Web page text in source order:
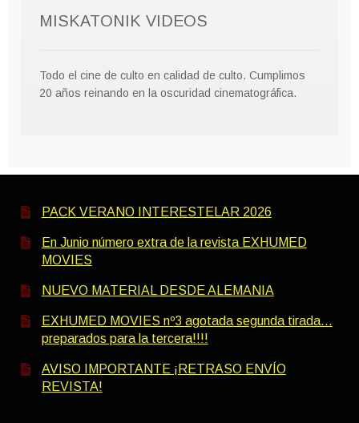
MISKATONIK VIDEOS
Todo el cine de culto en calidad de culto. Cumplimos
20 años reinando en la oscuridad cinematográfica.
PACK VERANO INTERESTELAR 2026
En Junio número extra de la revista EXHUMED
MOVIES
NUEVO MATERIAL DESDE ALEMANIA
EXHUMED MOVIES nº3 agotada segunda tirada…
preparados para la tercera!!!!
AVISO IMPORTANTE ¡RETRASO ENVÍO
REVISTA!